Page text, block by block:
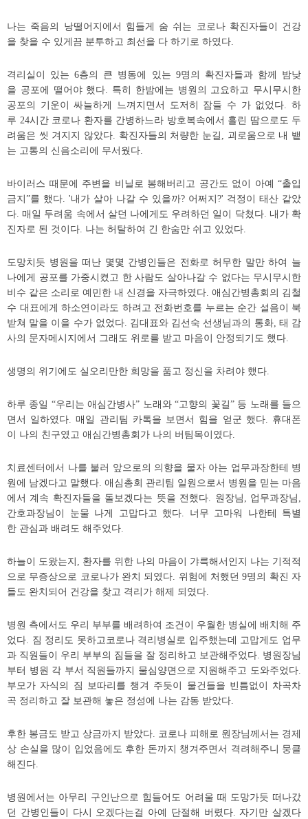
나는 죽음의 낭떨어지에서 힘들게 숨 쉬는 코로나 확진자들이 건강
을 찾을 수 있게끔 분투하고 최선을 다 하기로 하였다.
격리실이 있는 6층의 큰 병동에 있는 9명의 확진자들과 함께 밤낮
을 공포에 떨어야 했다. 특히 한밤에는 병원의 고요하고 무시무시한
공포의 기운이 싸늘하게 느껴지면서 도저히 잠들 수 가 없었다. 하
루 24시간 코로나 환자를 간병하느라 방호복속에서 흘린 땀으로도 두
려움은 씻 겨지지 않았다. 확진자들의 처량한 눈길, 괴로움으로 내 뱉
는 고통의 신음소리에 무서웠다.
바이러스 때문에 주변을 비닐로 봉해버리고 공간도 없이 아예 “출입
금지”를 했다. '내가 살아 나갈 수 있을까? 어쩌지?' 걱정이 태산 같았
다. 매일 두려움 속에서 살던 나에게도 우려하던 일이 닥쳤다. 내가 확
진자로 된 것이다. 나는 허탈하여 긴 한숨만 쉬고 있었다.
도망치듯 병원을 떠난 몇몇 간병인들은 전화로 허무한 말만 하여 늘
나에게 공포를 가중시켰고 한 사람도 살아나갈 수 없다는 무시무시한
비수 같은 소리로 예민한 내 신경을 자극하였다. 애심간병총회의 김철
수 대표에게 하소연이라도 하려고 전화번호를 누르는 순간 설음이 북
받쳐 말을 이을 수가 없었다. 김대표와 김선숙 선생님과의 통화, 태 감
사의 문자메시지에서 그래도 위로를 받고 마음이 안정되기도 했다.
생명의 위기에도 실오리만한 희망을 품고 정신을 차려야 했다.
하루 종일 “우리는 애심간병사” 노래와 “고향의 꽃길” 등 노래를 들으
면서 일하였다. 매일 관리팀 카톡을 보면서 힘을 얻군 했다. 휴대폰
이 나의 친구였고 애심간병총회가 나의 버팀목이였다.
치료센터에서 나를 불러 앞으로의 의향을 물자 아는 업무과장한테 병
원에 남겠다고 말했다. 애심총회 관리팀 일원으로서 병원을 믿는 마음
에서 계속 확진자들을 돌보겠다는 뜻을 전했다. 원장님, 업무과장님,
간호과장님이 눈물 나게 고맙다고 했다. 너무 고마워 나한테 특별
한 관심과 배려도 해주었다.
하늘이 도왔는지, 환자를 위한 나의 마음이 갸륵해서인지 나는 기적적
으로 무증상으로 코로나가 완치 되였다. 위험에 처했던 9명의 확진 자
들도 완치되어 건강을 찾고 격리가 해제 되였다.
병원 측에서도 우리 부부를 배려하여 조건이 우월한 병실에 배치해 주
었다. 짐 정리도 못하고코로나 격리병실로 입주했는데 고맙게도 업무
과 직원들이 우리 부부의 짐들을 잘 정리하고 보관해주었다. 병원장님
부터 병원 각 부서 직원들까지 물심양면으로 지원해주고 도와주었다.
부모가 자식의 짐 보따리를 챙겨 주듯이 물건들을 빈틈없이 차곡차
곡 정리하고 잘 보관해 놓은 정성에 나는 감동 받았다.
후한 봉금도 받고 상금까지 받았다. 코로나 피해로 원장님께서는 경제
상 손실을 많이 입었음에도 후한 돈까지 챙겨주면서 격려해주니 뭉클
해진다.
병원에서는 아무리 구인난으로 힘들어도 어려울 때 도망가듯 떠나갔
던 간병인들이 다시 오겠다는걸 아예 단절해 버렸다. 자기만 살겠다